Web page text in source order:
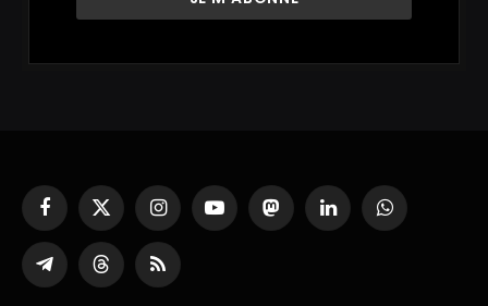
Facebook
X
(Twitter)
InstagramYouTubeMastodonLinkedInWhatsApp
Partager
sur
ThreadsRSS